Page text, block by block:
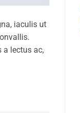
iaculis ut
a lectus ac,